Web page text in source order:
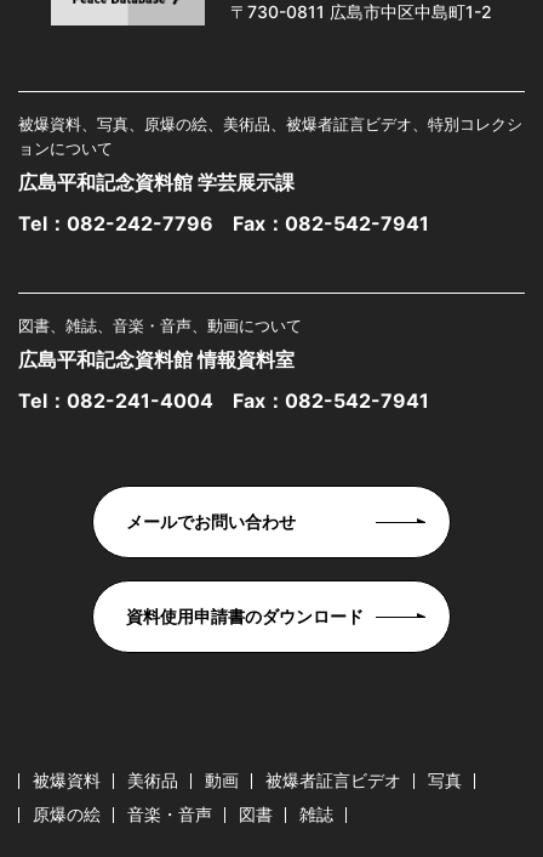
〒730-0811 広島市中区中島町1-2
被爆資料、写真、原爆の絵、美術品、被爆者証言ビデオ、特別コレクシ
ョンについて
広島平和記念資料館 学芸展示課
Tel： 082-242-7796 Fax：082-542-7941
図書、雑誌、音楽・音声、動画について
広島平和記念資料館 情報資料室
Tel： 082-241-4004 Fax：082-542-7941
メールでお問い合わせ
資料使用申請書のダウンロード
被爆資料 美術品 動画 被爆者証言ビデオ
写真
原爆の絵
音楽・音声 図書 雑誌